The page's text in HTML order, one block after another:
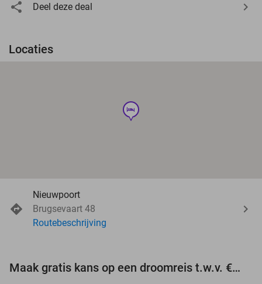
Deel deze deal
Locaties
hotel
Nieuwpoort
Brugsevaart 48
Routebeschrijving
Maak gratis kans op een droomreis t.w.v. €3.000!